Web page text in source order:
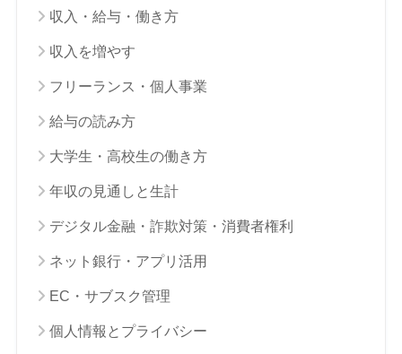
収入・給与・働き方
収入を増やす
フリーランス・個人事業
給与の読み方
大学生・高校生の働き方
年収の見通しと生計
デジタル金融・詐欺対策・消費者権利
ネット銀行・アプリ活用
EC・サブスク管理
個人情報とプライバシー